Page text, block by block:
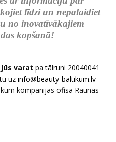
līdzi un nepalaidiet
no inovatīvākajiem
kopšanā!
varat pa tālruni 20040041
uz
kompānijas ofisa Raunas